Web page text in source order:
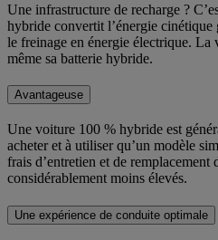
Une infrastructure de recharge ?
hybride convertit l’énergie cinétique
le freinage en énergie électrique. La
même sa batterie hybride.
Avantageuse
Une voiture 100 % hybride est
acheter et à utiliser qu’un modèle
frais d’entretien et de remplacement
considérablement moins élevés.
Une expérience de conduite optimale